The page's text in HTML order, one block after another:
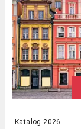
Katalog 2026